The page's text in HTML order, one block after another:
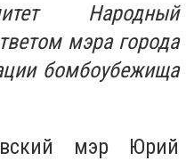
Народный
мэра города
бомбоубежища
мэр Юрий